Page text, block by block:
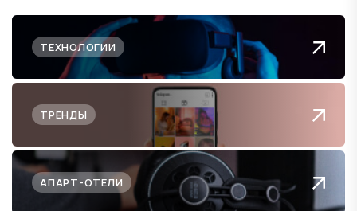
ТЕХНОЛОГИИ
ТРЕНДЫ
АПАРТ-ОТЕЛИ